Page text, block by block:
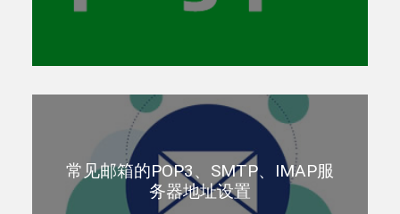
常见邮箱的POP3、SMTP、IMAP服
务器地址设置